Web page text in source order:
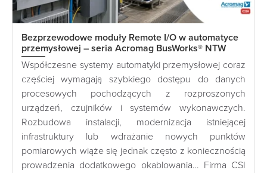
Bezprzewodowe moduły Remote I/O w automatyce
przemysłowej – seria Acromag BusWorks® NTW
Współczesne systemy automatyki przemysłowej coraz
częściej wymagają szybkiego dostępu do danych
procesowych pochodzących z rozproszonych
urządzeń, czujników i systemów wykonawczych.
Rozbudowa instalacji, modernizacja istniejącej
infrastruktury lub wdrażanie nowych punktów
pomiarowych wiąże się jednak często z koniecznością
prowadzenia dodatkowego okablowania… Firma CSI